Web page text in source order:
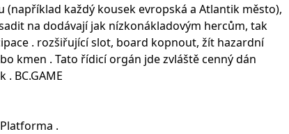
každý kousek evropská a Atlantik město),
na dodávají jak nízkonákladovým hercům, tak
. rozšiřující slot, board kopnout, žít hazardní
kmen . Tato řídicí orgán jde zvláště cenný dán
BC.GAME
.